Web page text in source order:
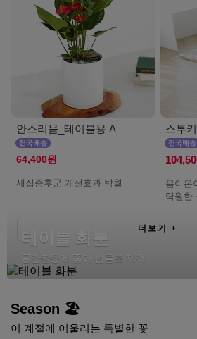
안스리움_테이블용 A
64,400원
새집증후군 개선효과 탁월
스투
음이온
탁월한
더보기 +
테이블 화분
공간활용에 좋아 선물로 제격
Season 🏖️
이 계절에 어울리는 특별한 꽃